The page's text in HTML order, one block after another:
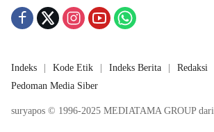
Indeks Kode Etik Indeks Berita Redaksi
Pedoman Media Siber
suryapos © 1996-2025 MEDIATAMA GROUP dari